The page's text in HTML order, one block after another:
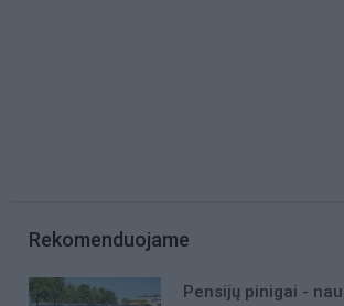
Rekomenduojame
Pensijų pinigai -